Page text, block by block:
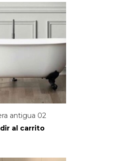
antigua 02
al carrito